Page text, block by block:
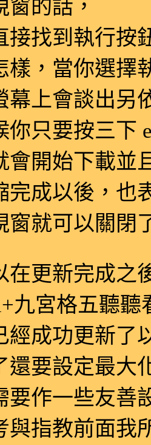
窗的話，
接找到執行按
樣，當你選擇
幕上會談出另
你只要按三下
會開始下載並
完成以後，也
窗就可以關閉
在更新完成之
九宮格五聽聽
經成功更新了
還要設定最大
要作一些友善
與指教前面我